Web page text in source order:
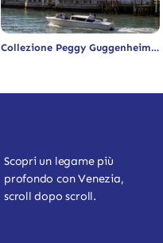
Collezione Peggy Guggenheim
Scopri un legame più
profondo con Venezia,
scroll dopo scroll.